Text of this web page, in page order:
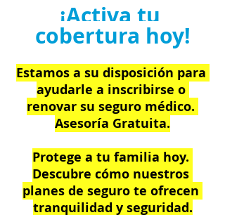
¡Activa tu
cobertura hoy!
Estamos a su disposición para
ayudarle a inscribirse o
renovar su seguro médico.
Asesoría Gratuita.
Protege a tu familia hoy.
Descubre cómo nuestros
planes de seguro te ofrecen
tranquilidad y seguridad.